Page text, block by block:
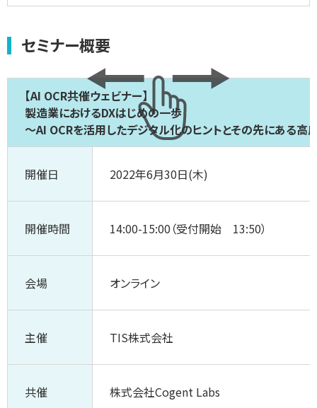
セミナー概要
【AI OCR共催ウェビナー】
製造業におけるDXはじめの一歩
～AI OCRを活用したデジタル化のヒントとその先にある高
開催日 2022年6月30日(木)
開催時間 14:00-15:00（受付開始 13:50）
会場 オンライン
主催 TIS株式会社
共催 株式会社Cogent Labs